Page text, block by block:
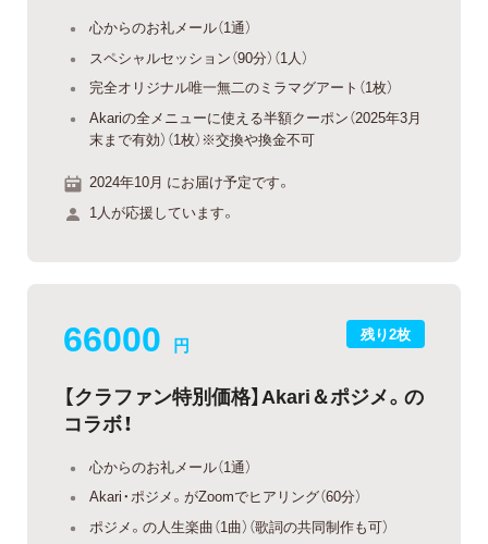
心からのお礼メール（1通）
スペシャルセッション（90分）（1人）
完全オリジナル唯一無二のミラマグアート（1枚）
Akariの全メニューに使える半額クーポン（2025年3月
末まで有効）（1枚）※交換や換金不可
2024年10月 にお届け予定です。
1人が応援しています。
残り2枚
66000 円
【クラファン特別価格】Akari＆ポジメ。の
コラボ！
心からのお礼メール（1通）
Akari・ポジメ。がZoomでヒアリング（60分）
ポジメ。の人生楽曲（1曲）（歌詞の共同制作も可）